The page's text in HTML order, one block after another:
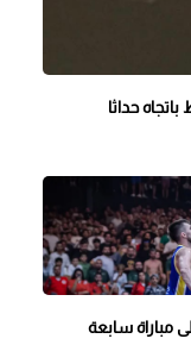
حداثا
مباراة سابعة